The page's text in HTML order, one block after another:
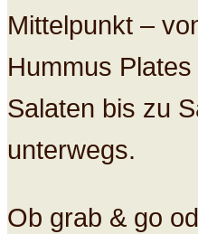
Mittelpunkt –
Hummus
Salaten bis zu
unterwegs.
Ob grab & go